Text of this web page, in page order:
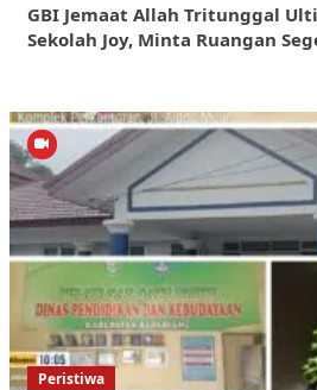
GBI Jemaat Allah Tritunggal
Sekolah Joy, Minta Ruangan
Peristiwa